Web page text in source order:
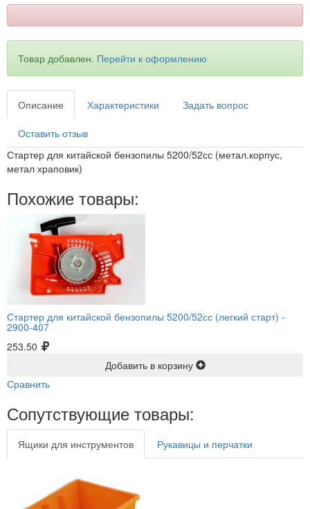
Товар добавлен. Перейти к оформлению
Описание Характеристики Задать вопрос
Оставить отзыв
Стартер для китайской бензопилы 5200/52сс (метал.корпус,
метал храповик)
Похожие товары:
Стартер для китайской бензопилы 5200/52сс (легкий старт) -
2900-407
253.50
Добавить в корзину
Сравнить
Сопутствующие товары:
Ящики для инструментов Рукавицы и перчатки